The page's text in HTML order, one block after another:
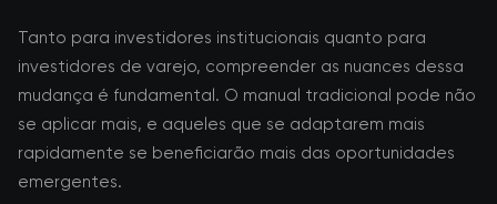
Tanto para investidores institucionais quanto para
investidores de varejo, compreender as nuances dessa
mudança é fundamental. O manual tradicional pode não
se aplicar mais, e aqueles que se adaptarem mais
rapidamente se beneficiarão mais das oportunidades
emergentes.